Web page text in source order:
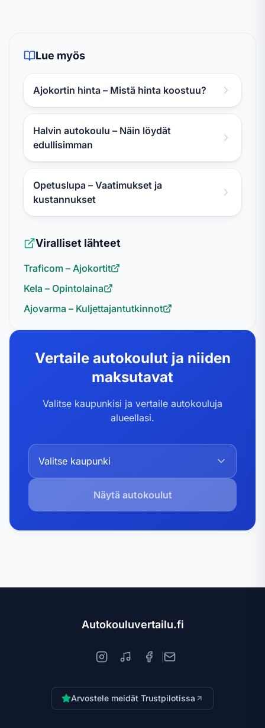
Lue myös
Ajokortin hinta – Mistä hinta koostuu?
Halvin autokoulu – Näin löydät
edullisimman
Opetuslupa – Vaatimukset ja
kustannukset
Viralliset lähteet
Traficom – Ajokortit
Kela – Opintolaina
Ajovarma – Kuljettajantutkinnot
Vertaile autokoulut ja niiden
maksutavat
Valitse kaupunkisi ja vertaile autokouluja
alueellasi.
Näytä autokoulut
Autokouluvertailu.fi
Arvostele meidät Trustpilotissa